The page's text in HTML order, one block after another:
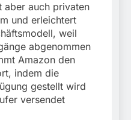
aber auch privaten
und erleichtert
weil
abgenommen
Amazon den
indem die
gestellt wird
versendet